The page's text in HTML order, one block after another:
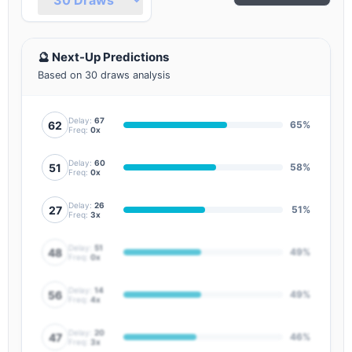
23%
64
🔮 Next-Up Predictions
Based on 30 draws analysis
62 Delay: 67
Freq: 0x 65%
51 Delay: 60
Freq: 0x 58%
27 Delay: 26
Freq: 3x 51%
48 Delay:
51
Freq: 0x 49%
56 Delay:
14
Freq: 4x 49%
47 Delay:
20
Freq:
3x 46%